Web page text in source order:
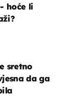
hoće li
sretno
da ga